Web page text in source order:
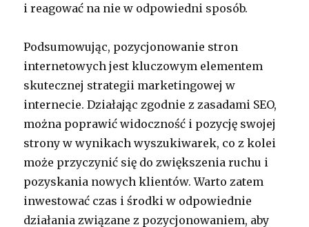
i reagować na nie w odpowiedni sposób.
Podsumowując, pozycjonowanie stron
internetowych jest kluczowym elementem
skutecznej strategii marketingowej w
internecie. Działając zgodnie z zasadami SEO,
można poprawić widoczność i pozycję swojej
strony w wynikach wyszukiwarek, co z kolei
może przyczynić się do zwiększenia ruchu i
pozyskania nowych klientów. Warto zatem
inwestować czas i środki w odpowiednie
działania związane z pozycjonowaniem, aby